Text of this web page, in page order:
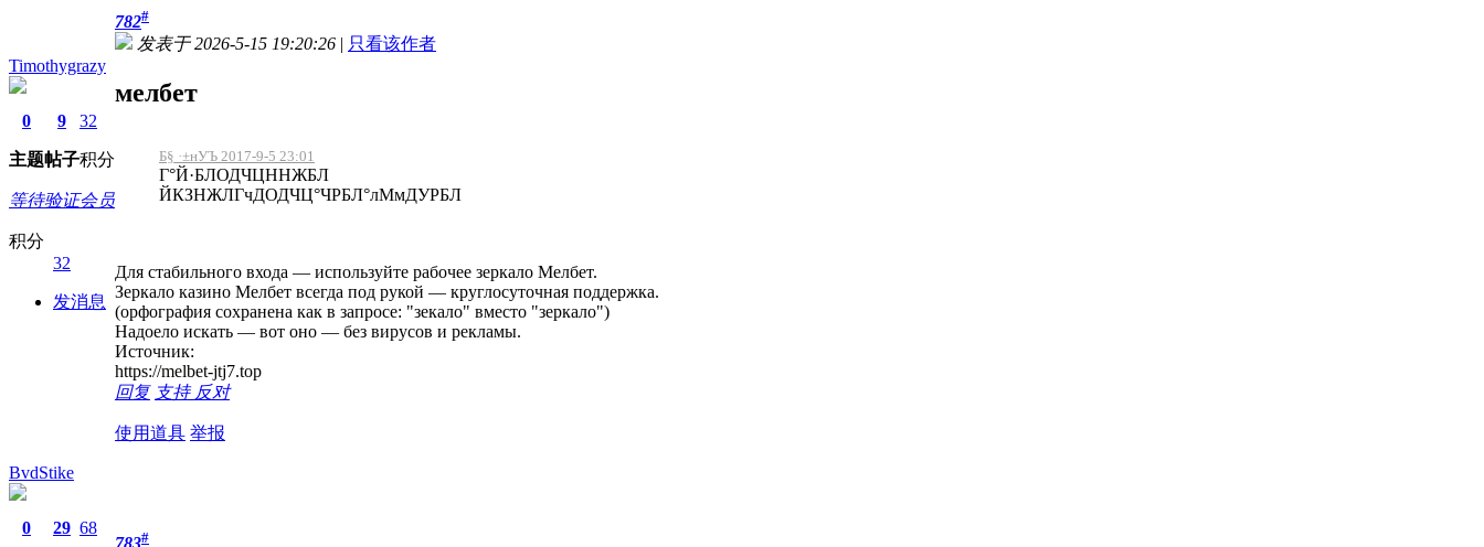
Timothygrazy
0
主题
9
帖子
32
积分
等待验证会员
积分
32
发消息
782#
发表于 2026-5-15 19:20:26 | 只看该作者
мелбет
Б§ ·±нУЪ 2017-9-5 23:01
Г°Й·БЛОДЧЦННЖБЛ
ЙКЗНЖЛГчДОДЧЦ°ЧРБЛ°лМмДУРБЛ
Для стабильного входа — используйте рабочее зеркало Мелбет.
Зеркало казино Мелбет всегда под рукой — круглосуточная поддержка.
(орфография сохранена как в запросе: "зекало" вместо "зеркало")
Надоело искать — вот оно — без вирусов и рекламы.
Источник:
https://melbet-jtj7.top
回复 支持 反对
使用道具 举报
BvdStike
0 29 68
#